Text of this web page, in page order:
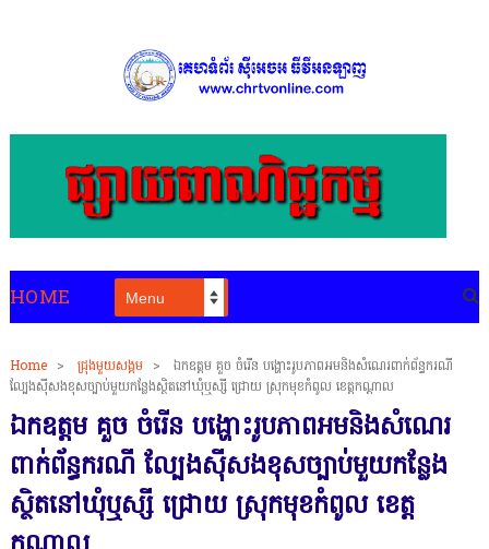
HOME
Home > ជ្រុងមួយសង្គម >
ឯកឧត្តម គួច ចំរើន បង្ហោះរូបភាពអមនិងសំណេរពាក់ព័ន្ធករណី
ល្បែងស៊ីសងខុសច្បាប់មួយកន្លែងស្ថិតនៅឃុំឬស្សី ជ្រោយ ស្រុកមុខកំពូល ខេត្តកណ្តាល
ឯកឧត្តម គួច ចំរើន បង្ហោះរូបភាពអមនិងសំណេរ
ពាក់ព័ន្ធករណី ល្បែងស៊ីសងខុសច្បាប់មួយកន្លែង
ស្ថិតនៅឃុំឬស្សី ជ្រោយ ស្រុកមុខកំពូល ខេត្ត